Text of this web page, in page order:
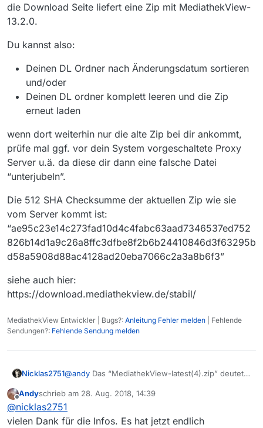
Hier müßte der Ordner MV 13.2.0 zum Exthrahieren sein.
die Download Seite liefert eine Zip mit MediathekView-
13.2.0.
Du kannst also:
Deinen DL Ordner nach Änderungsdatum sortieren
und/oder
Deinen DL ordner komplett leeren und die Zip
erneut laden
wenn dort weiterhin nur die alte Zip bei dir ankommt,
prüfe mal ggf. vor dein System vorgeschaltete Proxy
Server u.ä. da diese dir dann eine falsche Datei
“unterjubeln”.
Die 512 SHA Checksumme der aktuellen Zip wie sie
vom Server kommt ist:
“ae95c23e14c273fad10d4c4fabc63aad7346537ed752
826b14d1a9c26a8ffc3dfbe8f2b6b24410846d3f63295b
d58a5908d88ac4128ad20eba7066c2a3a8b6f3”
siehe auch hier:
https://download.mediathekview.de/stabil/
MediathekView Entwickler | Bugs?: Anleitung Fehler melden | Fehlende
Sendungen?: Fehlende Sendung melden
Nicklas2751@andy Das “MediathekView-latest(4).zip” deutet
Download Ordner rumfliegen hast und vermutlich
einfach nicht den richtigen öffnest. Ich habe es
extra nochmals überprüft die Download Seite
Du kannst also:
Deinen DL Ordner nach Änderungsdatum
Offline
Andyschrieb am 28. Aug. 2018, 14:39
zuletzt editiert von
@nicklas2751
vielen Dank für die Infos. Es hat jetzt endlich